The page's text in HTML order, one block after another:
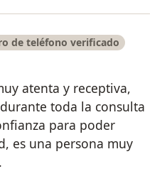
de teléfono verificado
atenta y receptiva,
toda la consulta
para poder
es una persona muy